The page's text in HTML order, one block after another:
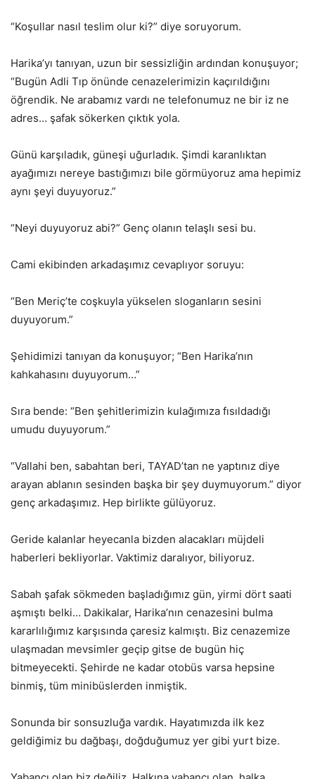
“Koşullar nasıl teslim olur ki?” diye soruyorum.
Harika’yı tanıyan, uzun bir sessizliğin ardından konuşuyor;
“Bugün Adli Tıp önünde cenazelerimizin kaçırıldığını
öğrendik. Ne arabamız vardı ne telefonumuz ne bir iz ne
adres… şafak sökerken çıktık yola.
Günü karşıladık, güneşi uğurladık. Şimdi karanlıktan
ayağımızı nereye bastığımızı bile görmüyoruz ama hepimiz
aynı şeyi duyuyoruz.”
“Neyi duyuyoruz abi?” Genç olanın telaşlı sesi bu.
Cami ekibinden arkadaşımız cevaplıyor soruyu:
“Ben Meriç’te coşkuyla yükselen sloganların sesini
duyuyorum.”
Şehidimizi tanıyan da konuşuyor; “Ben Harika’nın
kahkahasını duyuyorum…”
Sıra bende: “Ben şehitlerimizin kulağımıza fısıldadığı
umudu duyuyorum.”
“Vallahi ben, sabahtan beri, TAYAD’tan ne yaptınız diye
arayan ablanın sesinden başka bir şey duymuyorum.” diyor
genç arkadaşımız. Hep birlikte gülüyoruz.
Geride kalanlar heyecanla bizden alacakları müjdeli
haberleri bekliyorlar. Vaktimiz daralıyor, biliyoruz.
Sabah şafak sökmeden başladığımız gün, yirmi dört saati
aşmıştı belki… Dakikalar, Harika’nın cenazesini bulma
kararlılığımız karşısında çaresiz kalmıştı. Biz cenazemize
ulaşmadan mevsimler geçip gitse de bugün hiç
bitmeyecekti. Şehirde ne kadar otobüs varsa hepsine
binmiş, tüm minibüslerden inmiştik.
Sonunda bir sonsuzluğa vardık. Hayatımızda ilk kez
geldiğimiz bu dağbaşı, doğduğumuz yer gibi yurt bize.